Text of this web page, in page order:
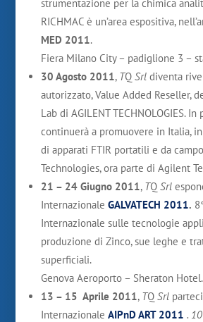
strumentazione per la chimica
RICHMAC è un’area espositiva,
MED 2011.
Fiera Milano City – padiglione 3 –
30 Agosto 2011, TQ Srl diventa
autorizzato, Value Added Reseller,
Lab di AGILENT TECHNOLOGIES. In
continuerà a promuovere in Italia,
di apparati FTIR portatili e da
Technologies, ora parte di Agilent
21 – 24 Giugno 2011, TQ Srl
Internazionale GALVATECH 2011.
Internazionale sulle tecnologie
produzione di Zinco, sue leghe e
superficiali.
Genova Aeroporto – Sheraton Hotel.
13 – 15 Aprile 2011, TQ Srl
Internazionale AIPnD ART 2011 .